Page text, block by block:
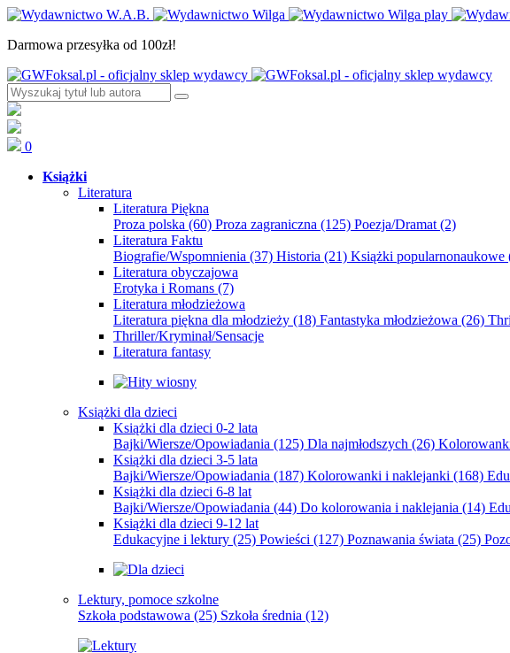
Darmowa przesyłka od 100zł!
0
Książki
Literatura
Literatura Piękna
Proza polska (60) Proza zagraniczna (125) Poezja/Dramat (2)
Literatura Faktu
Biografie/Wspomnienia (37) Historia (21) Książki popularnonaukowe
Literatura obyczajowa
Erotyka i Romans (7)
Literatura młodzieżowa
Literatura piękna dla młodzieży (18) Fantastyka młodzieżowa (26)
Thriller/Kryminał/Sensacje
Literatura fantasy
Książki dla dzieci
Książki dla dzieci 0-2 lata
Bajki/Wiersze/Opowiadania (125) Dla najmłodszych (26)
Książki dla dzieci 3-5 lata
Bajki/Wiersze/Opowiadania (187) Kolorowanki i naklejanki (168)
Książki dla dzieci 6-8 lat
Bajki/Wiersze/Opowiadania (44) Do kolorowania i naklejania (14)
Książki dla dzieci 9-12 lat
Edukacyjne i lektury (25) Powieści (127) Poznawania świata (25)
Lektury, pomoce szkolne
Szkoła podstawowa (25) Szkoła średnia (12)